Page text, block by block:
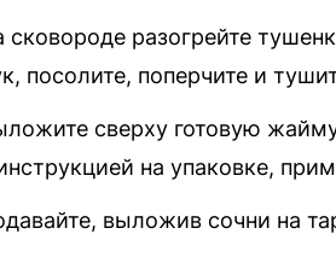
сковороде разогрейте
посолите, поперчите и
сверху готовую
на упаковке,
выложив сочни на